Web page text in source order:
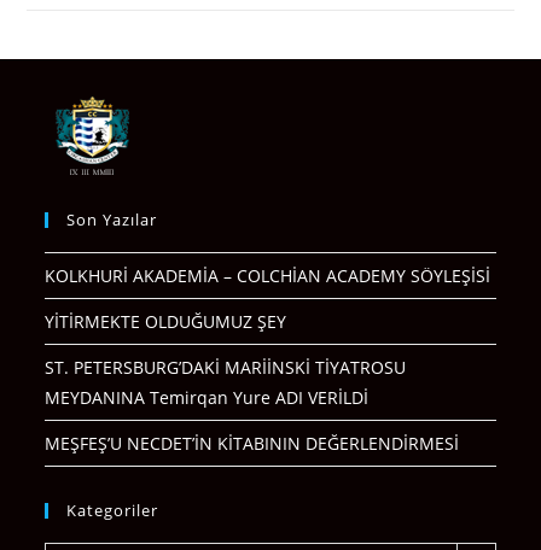
Son Yazılar
KOLKHURİ AKADEMİA – COLCHİAN ACADEMY SÖYLEŞİSİ
YİTİRMEKTE OLDUĞUMUZ ŞEY
ST. PETERSBURG’DAKİ MARİİNSKİ TİYATROSU
MEYDANINA Temirqan Yure ADI VERİLDİ
MEŞFEŞ’U NECDET’İN KİTABININ DEĞERLENDİRMESİ
Kategoriler